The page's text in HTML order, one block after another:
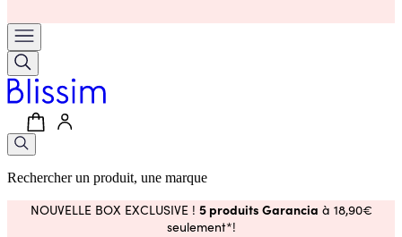
Rechercher un produit, une marque
NOUVELLE BOX EXCLUSIVE ! 5 produits Garancia à 18,90€
seulement*!